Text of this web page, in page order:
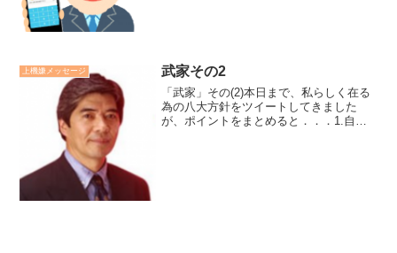
上機嫌メッセージ 武家その2
「武家」その(2)本日まで、私らしく在る
為の八大方針をツイートしてきました
が、ポイントをまとめると．．．1.自分